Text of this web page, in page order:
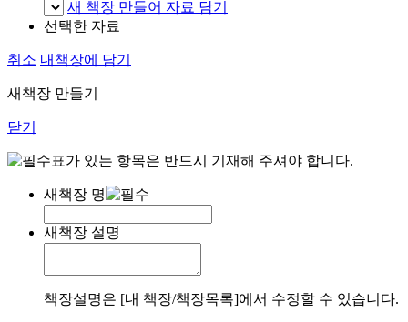
새 책장 만들어 자료 담기
선택한 자료
취소 내책장에 담기
새책장 만들기
닫기
표가 있는 항목은 반드시 기재해 주셔야 합니다.
새책장 명
새책장 설명
책장설명은 [내 책장/책장목록]에서 수정할 수 있습니다.